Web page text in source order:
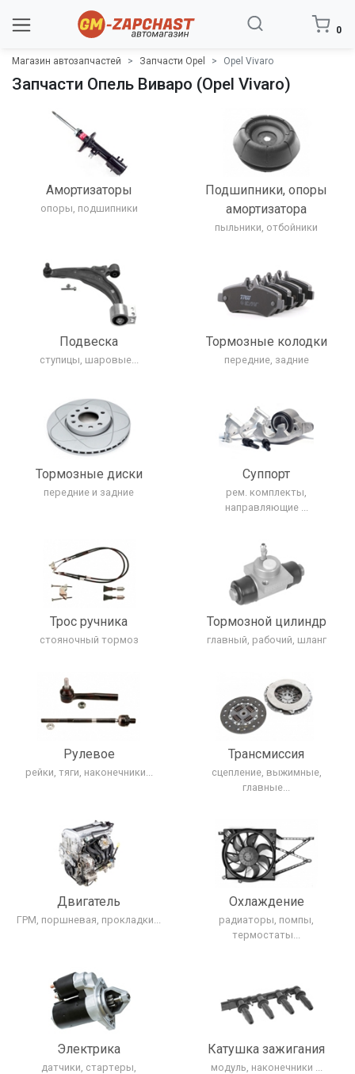
0
Магазин автозапчастей Запчасти Opel Opel Vivaro
Запчасти Опель Виваро (Opel Vivaro)
Амортизаторы
опоры, подшипники
Подшипники, опоры
амортизатора
пыльники, отбойники
Подвеска
ступицы, шаровые...
Тормозные колодки
передние, задние
Тормозные диски
передние и задние
Cуппорт
рем. комплекты,
направляющие ...
Трос ручника
стояночный тормоз
Тормозной цилиндр
главный, рабочий, шланг
Рулевое
рейки, тяги, наконечники...
Трансмиcсия
сцепление, выжимные,
главные...
Двигатель
ГРМ, поршневая, прокладки...
Охлаждение
радиаторы, помпы,
термостаты...
Электрика
датчики, стартеры,
Катушка зажигания
модуль, наконечники ...